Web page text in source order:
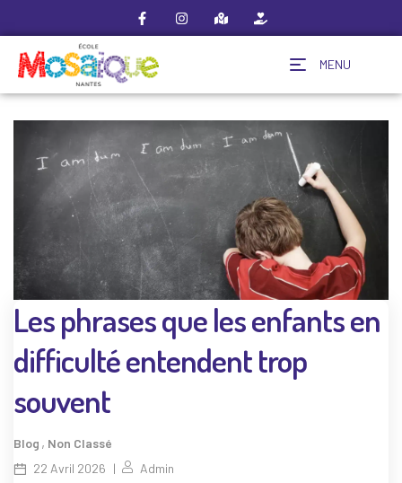
MENU
Les phrases que les enfants en
difficulté entendent trop
souvent
Blog , Non Classé
22 Avril 2026
Admin